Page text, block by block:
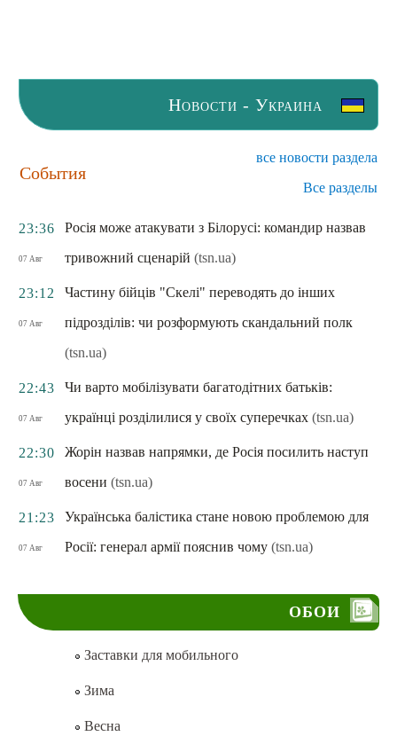
Новости - Украина
События
все новости раздела
Все разделы
23:36
07 Авг
Росія може атакувати з Білорусі: командир назвав
тривожний сценарій (tsn.ua)
23:12
07 Авг
Частину бійців "Скелі" переводять до інших
підрозділів: чи розформують скандальний полк
(tsn.ua)
22:43
07 Авг
Чи варто мобілізувати багатодітних батьків:
українці розділилися у своїх суперечках (tsn.ua)
22:30
07 Авг
Жорін назвав напрямки, де Росія посилить наступ
восени (tsn.ua)
21:23
07 Авг
Українська балістика стане новою проблемою для
Росії: генерал армії пояснив чому (tsn.ua)
ОБОИ
Заставки для мобильного
Зима
Весна